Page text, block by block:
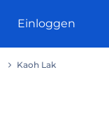
Einloggen
Kaoh Lak